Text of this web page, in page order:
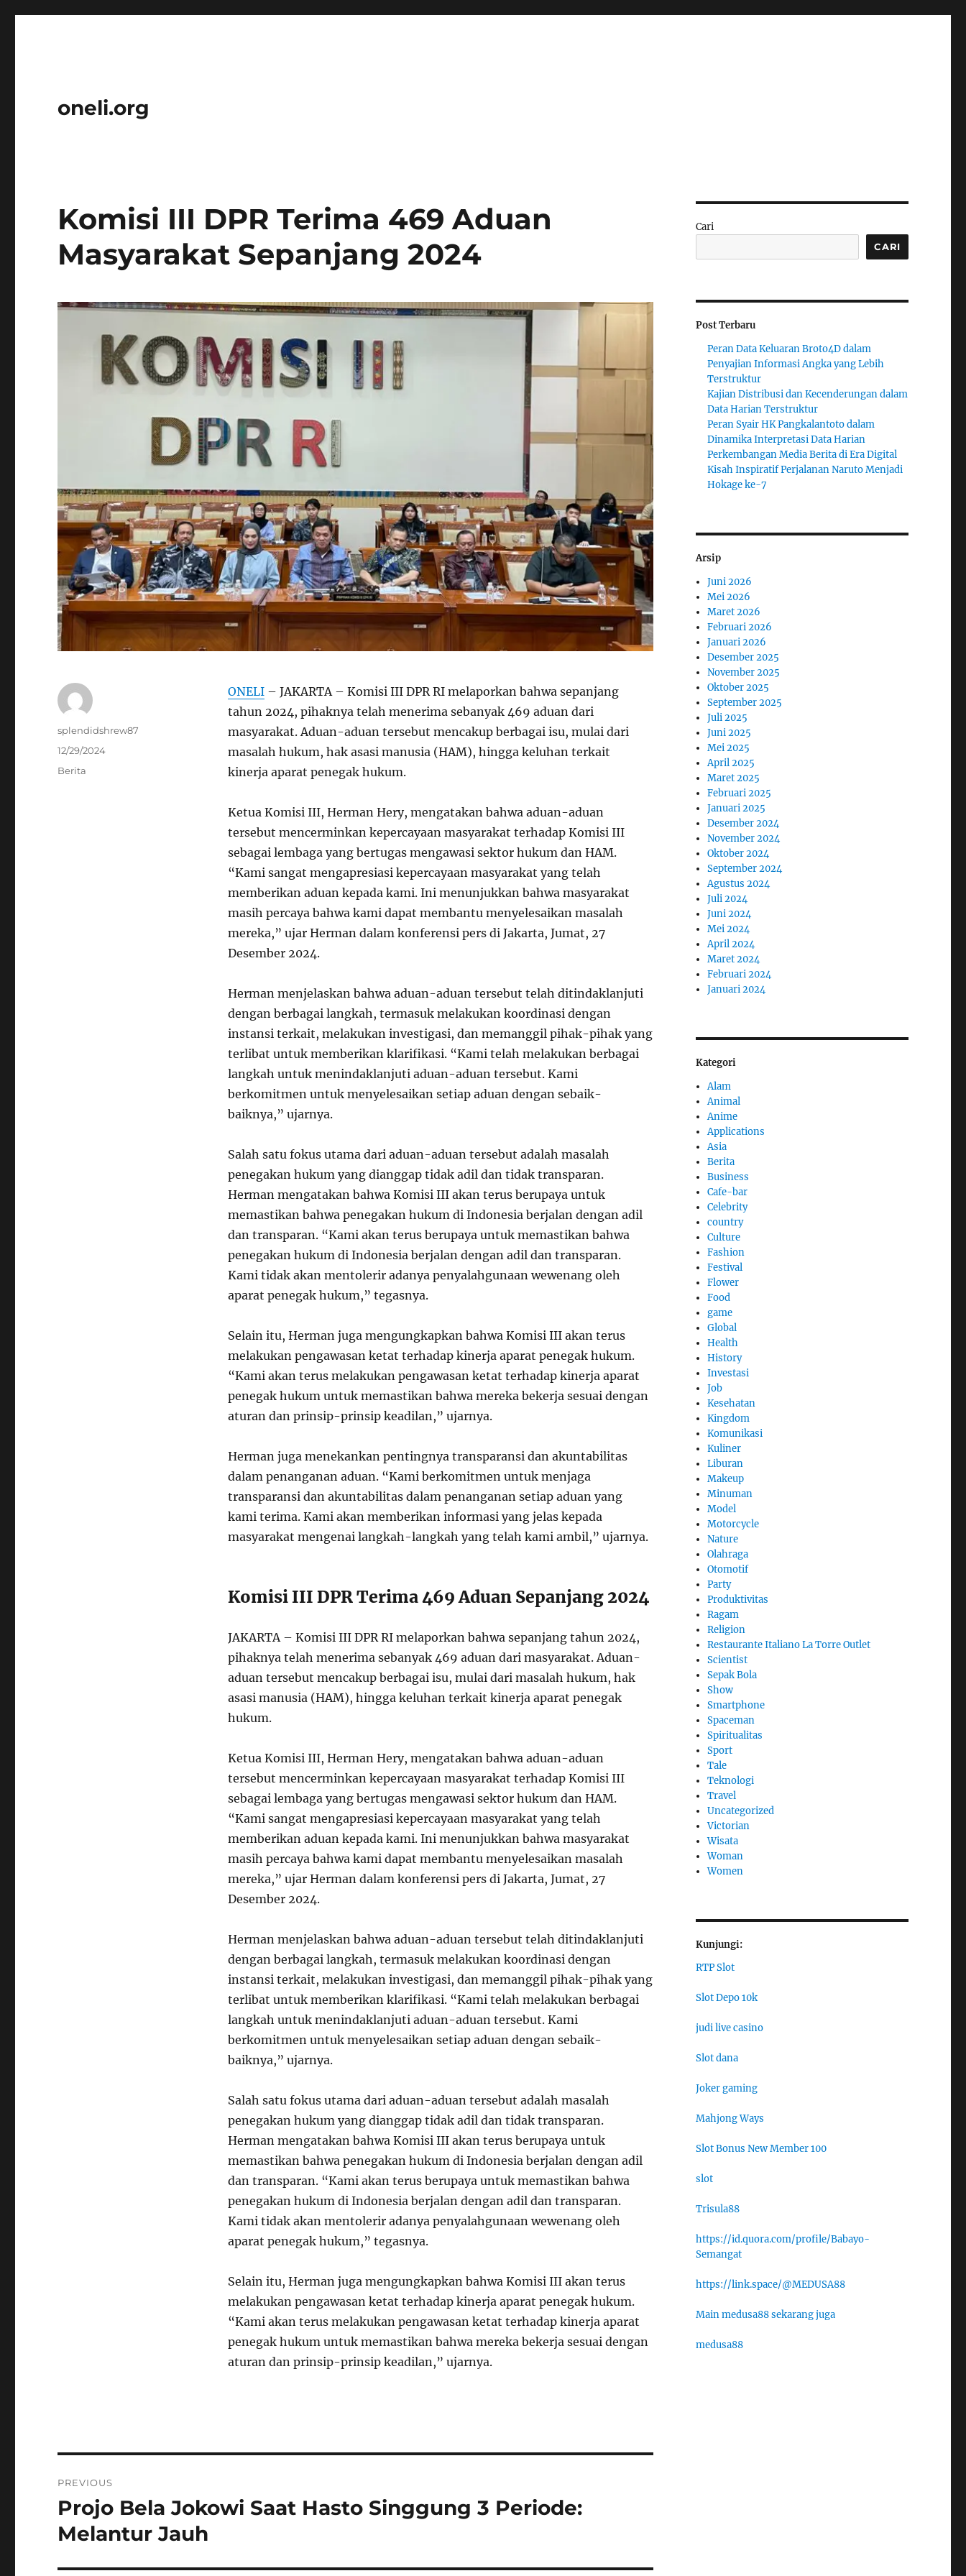
oneli.org
Komisi III DPR Terima 469 Aduan
Masyarakat Sepanjang 2024
ONELI– JAKARTA – Komisi III DPR RI melaporkan bahwa sepanjang
tahun 2024, pihaknya telah menerima sebanyak 469 aduan dari
masyarakat. Aduan-aduan tersebut mencakup berbagai isu, mulai dari
masalah hukum, hak asasi manusia (HAM), hingga keluhan terkait
kinerja aparat penegak hukum.
Ketua Komisi III, Herman Hery, mengatakan bahwa aduan-aduan
tersebut mencerminkan kepercayaan masyarakat terhadap Komisi III
sebagai lembaga yang bertugas mengawasi sektor hukum dan HAM.
“Kami sangat mengapresiasi kepercayaan masyarakat yang telah
memberikan aduan kepada kami. Ini menunjukkan bahwa masyarakat
masih percaya bahwa kami dapat membantu menyelesaikan masalah
mereka,” ujar Herman dalam konferensi pers di Jakarta, Jumat, 27
Desember 2024.
Herman menjelaskan bahwa aduan-aduan tersebut telah ditindaklanjuti
dengan berbagai langkah, termasuk melakukan koordinasi dengan
instansi terkait, melakukan investigasi, dan memanggil pihak-pihak yang
terlibat untuk memberikan klarifikasi. “Kami telah melakukan berbagai
langkah untuk menindaklanjuti aduan-aduan tersebut. Kami
berkomitmen untuk menyelesaikan setiap aduan dengan sebaik-
baiknya,” ujarnya.
Salah satu fokus utama dari aduan-aduan tersebut adalah masalah
penegakan hukum yang dianggap tidak adil dan tidak transparan.
Herman mengatakan bahwa Komisi III akan terus berupaya untuk
memastikan bahwa penegakan hukum di Indonesia berjalan dengan adil
dan transparan. “Kami akan terus berupaya untuk memastikan bahwa
penegakan hukum di Indonesia berjalan dengan adil dan transparan.
Kami tidak akan mentolerir adanya penyalahgunaan wewenang oleh
aparat penegak hukum,” tegasnya.
Selain itu, Herman juga mengungkapkan bahwa Komisi III akan terus
melakukan pengawasan ketat terhadap kinerja aparat penegak hukum.
“Kami akan terus melakukan pengawasan ketat terhadap kinerja aparat
penegak hukum untuk memastikan bahwa mereka bekerja sesuai dengan
aturan dan prinsip-prinsip keadilan,” ujarnya.
Herman juga menekankan pentingnya transparansi dan akuntabilitas
dalam penanganan aduan. “Kami berkomitmen untuk menjaga
transparansi dan akuntabilitas dalam penanganan setiap aduan yang
kami terima. Kami akan memberikan informasi yang jelas kepada
masyarakat mengenai langkah-langkah yang telah kami ambil,” ujarnya.
Komisi III DPR Terima 469 Aduan Sepanjang 2024
JAKARTA – Komisi III DPR RI melaporkan bahwa sepanjang tahun 2024,
pihaknya telah menerima sebanyak 469 aduan dari masyarakat. Aduan-
aduan tersebut mencakup berbagai isu, mulai dari masalah hukum, hak
asasi manusia (HAM), hingga keluhan terkait kinerja aparat penegak
hukum.
Ketua Komisi III, Herman Hery, mengatakan bahwa aduan-aduan
tersebut mencerminkan kepercayaan masyarakat terhadap Komisi III
sebagai lembaga yang bertugas mengawasi sektor hukum dan HAM.
“Kami sangat mengapresiasi kepercayaan masyarakat yang telah
memberikan aduan kepada kami. Ini menunjukkan bahwa masyarakat
masih percaya bahwa kami dapat membantu menyelesaikan masalah
mereka,” ujar Herman dalam konferensi pers di Jakarta, Jumat, 27
Desember 2024.
Herman menjelaskan bahwa aduan-aduan tersebut telah ditindaklanjuti
dengan berbagai langkah, termasuk melakukan koordinasi dengan
instansi terkait, melakukan investigasi, dan memanggil pihak-pihak yang
terlibat untuk memberikan klarifikasi. “Kami telah melakukan berbagai
langkah untuk menindaklanjuti aduan-aduan tersebut. Kami
berkomitmen untuk menyelesaikan setiap aduan dengan sebaik-
baiknya,” ujarnya.
Salah satu fokus utama dari aduan-aduan tersebut adalah masalah
penegakan hukum yang dianggap tidak adil dan tidak transparan.
Herman mengatakan bahwa Komisi III akan terus berupaya untuk
memastikan bahwa penegakan hukum di Indonesia berjalan dengan adil
dan transparan. “Kami akan terus berupaya untuk memastikan bahwa
penegakan hukum di Indonesia berjalan dengan adil dan transparan.
Kami tidak akan mentolerir adanya penyalahgunaan wewenang oleh
aparat penegak hukum,” tegasnya.
Selain itu, Herman juga mengungkapkan bahwa Komisi III akan terus
melakukan pengawasan ketat terhadap kinerja aparat penegak hukum.
“Kami akan terus melakukan pengawasan ketat terhadap kinerja aparat
penegak hukum untuk memastikan bahwa mereka bekerja sesuai dengan
aturan dan prinsip-prinsip keadilan,” ujarnya.
Author
splendidshrew87
Posted
on
12/29/2024
Categories
Berita
pos
PREVIOUS
Previous
post:
Projo Bela Jokowi Saat Hasto Singgung 3 Periode:
Melantur Jauh
Cari
CARI
Post Terbaru
Peran Data Keluaran Broto4D dalam
Penyajian Informasi Angka yang Lebih
Terstruktur
Kajian Distribusi dan Kecenderungan dalam
Data Harian Terstruktur
Peran Syair HK Pangkalantoto dalam
Dinamika Interpretasi Data Harian
Perkembangan Media Berita di Era Digital
Kisah Inspiratif Perjalanan Naruto Menjadi
Hokage ke-7
Arsip
Juni 2026
Mei 2026
Maret 2026
Februari 2026
Januari 2026
Desember 2025
November 2025
Oktober 2025
September 2025
Juli 2025
Juni 2025
Mei 2025
April 2025
Maret 2025
Februari 2025
Januari 2025
Desember 2024
November 2024
Oktober 2024
September 2024
Agustus 2024
Juli 2024
Juni 2024
Mei 2024
April 2024
Maret 2024
Februari 2024
Januari 2024
Kategori
Alam
Animal
Anime
Applications
Asia
Berita
Business
Cafe-bar
Celebrity
country
Culture
Fashion
Festival
Flower
Food
game
Global
Health
History
Investasi
Job
Kesehatan
Kingdom
Komunikasi
Kuliner
Liburan
Makeup
Minuman
Model
Motorcycle
Nature
Olahraga
Otomotif
Party
Produktivitas
Ragam
Religion
Restaurante Italiano La Torre Outlet
Scientist
Sepak Bola
Show
Smartphone
Spaceman
Spiritualitas
Sport
Tale
Teknologi
Travel
Uncategorized
Victorian
Wisata
Woman
Women
Kunjungi:
RTP Slot
Slot Depo 10k
judi live casino
Slot dana
Joker gaming
Mahjong Ways
Slot Bonus New Member 100
slot
Trisula88
https://id.quora.com/profile/Babayo-
Semangat
https://link.space/@MEDUSA88
Main medusa88 sekarang juga
medusa88